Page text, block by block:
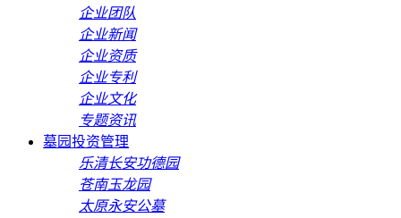
企业团队
企业新闻
企业资质
企业专利
企业文化
专题资讯
墓园投资管理
乐清长安功德园
苍南玉龙园
太原永安公墓